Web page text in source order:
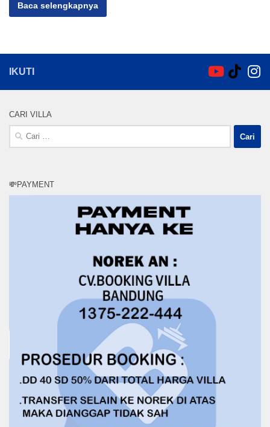
Baca selengkapnya
IKUTI
CARI VILLA
Cari
untuk:
💸PAYMENT